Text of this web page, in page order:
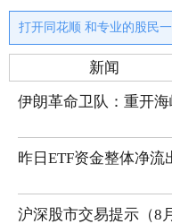
打开同花顺 和专业的股民
新闻
伊朗革命卫队：重开
昨日ETF资金整体净流
沪深股市交易提示（8